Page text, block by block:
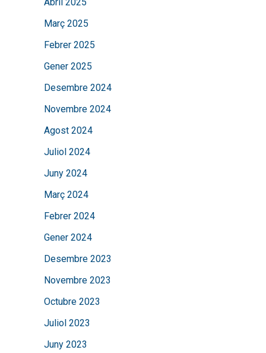
Març 2025
Febrer 2025
Gener 2025
Desembre 2024
Novembre 2024
Agost 2024
Juliol 2024
Juny 2024
Març 2024
Febrer 2024
Gener 2024
Desembre 2023
Novembre 2023
Octubre 2023
Juliol 2023
Juny 2023